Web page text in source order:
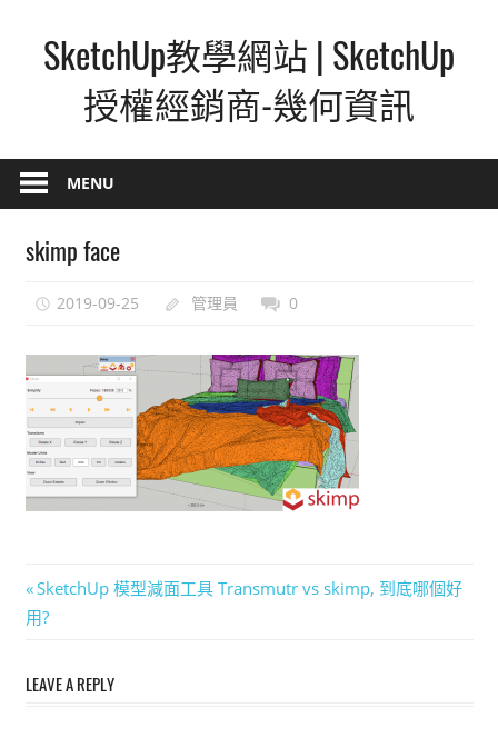
contentSketchUp教學網站 | SketchUp
授權經銷商-幾何資訊
–
最
覺
方
式,
人
人
都
手
的
體
MENU
skimp face
2019-09-25 管理員 0
文
章
導
Previous
Post:
SketchUp 模型減面工具 Transmutr vs skimp, 到底哪個好
用?
LEAVE A REPLY